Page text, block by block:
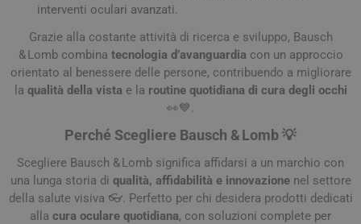
interventi oculari avanzati.
Grazie alla costante attività di ricerca e sviluppo, Bausch
& Lomb combina tecnologia d’avanguardiacon un approccio
orientato al benessere delle persone, contribuendo a migliorare
la qualità della vistae la routine quotidiana di cura degli occhi
👀💙.
Perché Scegliere Bausch & Lomb 💡
Scegliere Bausch & Lomb significa affidarsi a un marchio con
una lunga storia di qualità, affidabilità e innovazionenel settore
della salute visiva 👓. Perfetto per chi desidera prodotti dedicati
alla cura oculare quotidiana, con soluzioni complete per